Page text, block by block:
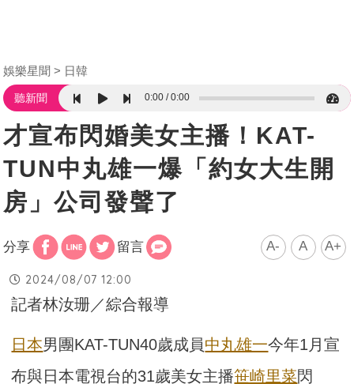
娛樂星聞 日韓
聽新聞 0:00 0:00
才宣布閃婚美女主播！KAT-
TUN中丸雄一爆「約女大生開
房」公司發聲了
分享 留言 A- A A+
2024/08/07 12:00
記者林汝珊／綜合報導
日本男團KAT-TUN40歲成員中丸雄一今年1月宣
布與日本電視台的31歲美女主播笹崎里菜閃